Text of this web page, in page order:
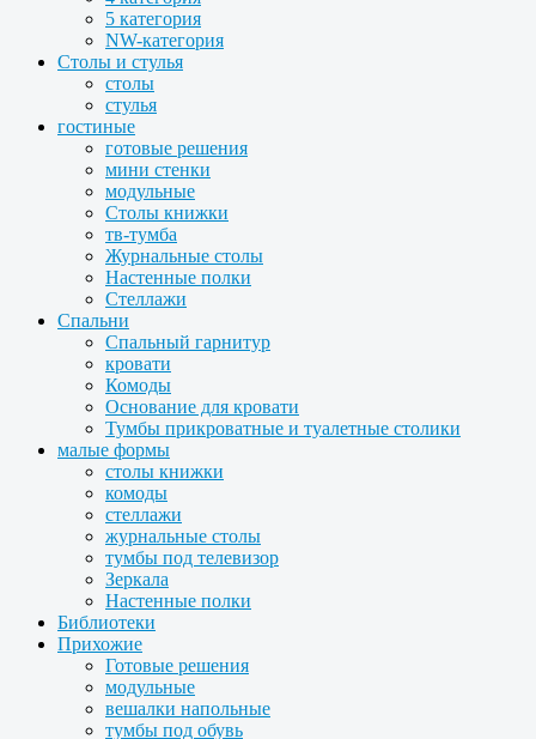
5 категория
NW-категория
Столы и стулья
столы
стулья
гостиные
готовые решения
мини стенки
модульные
Столы книжки
тв-тумба
Журнальные столы
Настенные полки
Стеллажи
Спальни
Спальный гарнитур
кровати
Комоды
Основание для кровати
Тумбы прикроватные и туалетные столики
малые формы
столы книжки
комоды
стеллажи
журнальные столы
тумбы под телевизор
Зеркала
Настенные полки
Библиотеки
Прихожие
Готовые решения
модульные
вешалки напольные
тумбы под обувь